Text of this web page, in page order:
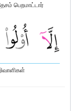
பெறமாட்டார்